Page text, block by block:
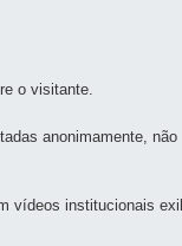
o visitante.
anonimamente, não
vídeos institucionais